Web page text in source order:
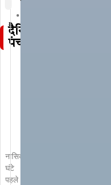
दैनिक
पंचांग
नासिक
घंटे
पहले